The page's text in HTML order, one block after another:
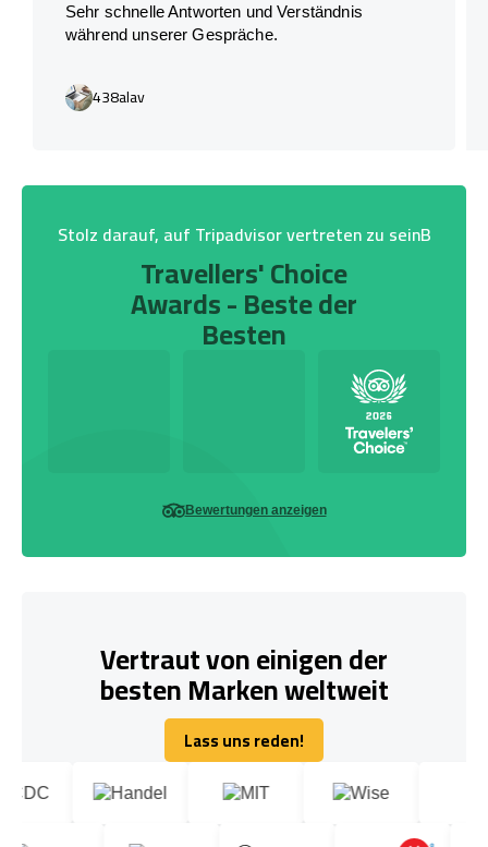
Sehr schnelle Antworten und Verständnis
während unserer Gespräche.
438alav
Stolz darauf, auf Tripadvisor vertreten zu seinB
Travellers' Choice
Awards - Beste der
Besten
Bewertungen anzeigen
Vertraut von einigen der
besten Marken weltweit
Lass uns reden!
Lass uns reden!